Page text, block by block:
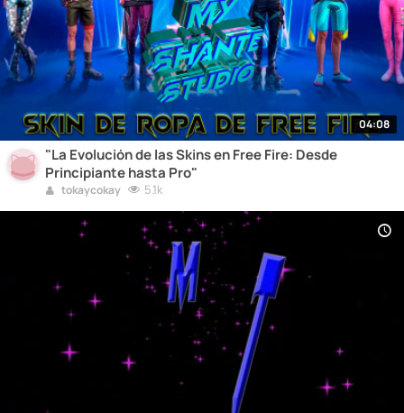
04:08
"La Evolución de las Skins en Free Fire: Desde
Principiante hasta Pro"
tokaycokay 5.1k